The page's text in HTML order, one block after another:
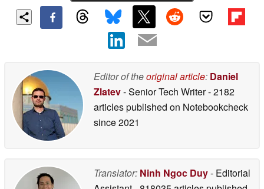
Editor of theoriginal article: Daniel
Zlatev- Senior Tech Writer- 2182
articles published on Notebookcheck
since 2021
Translator: Ninh Ngoc Duy- Editorial